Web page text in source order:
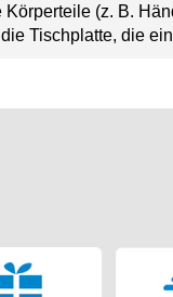
(z. B.
Tischplatte, die